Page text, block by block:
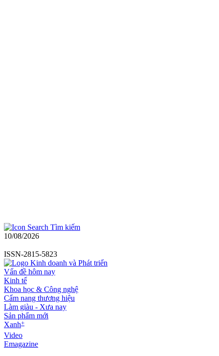
Tìm kiếm
10/08/2026
ISSN-2815-5823
Vấn đề hôm nay
Kinh tế
Khoa học & Công nghệ
Cẩm nang thương hiệu
Làm giàu - Xưa nay
Sản phẩm mới
Xanh+
Video
Emagazine